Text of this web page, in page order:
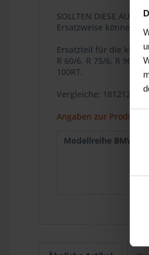
SOLLTEN DIESE
Ersatzweise können
Ersatzteil für die
R 60/6, R 75/6, R 90/6,
100RT.
Vergleiche:
Angaben zur
Modellreihe BMW :